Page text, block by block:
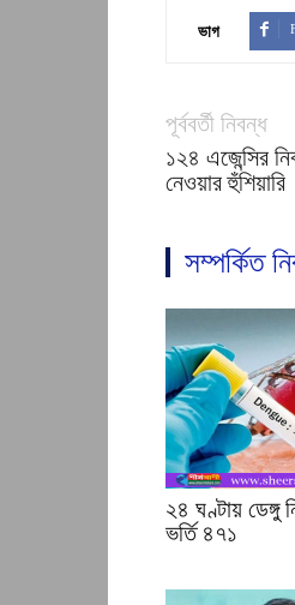
ভাগ
পূর্ববর্তী নিবন্ধ
১২৪ এজেন্সির
নেওয়ার হুঁশিয়ারি
সম্পর্কিত
২৪ ঘণ্টায় ডেঙ্গু
ভর্তি ৪৭১